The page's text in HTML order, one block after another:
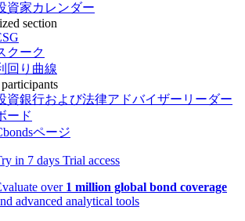
資家カレンダー
section
クーク
回り曲線
資銀行および法律アドバイザーリーダー
ード
ページ
in 7 days Trial access
over 1 million global bond coverage
advanced analytical tools